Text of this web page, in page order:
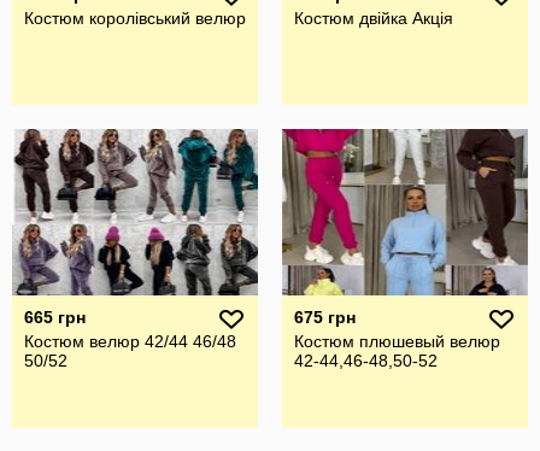
Костюм королівський велюр
Костюм двійка Акція
665 грн
Костюм велюр 42/44 46/48
50/52
675 грн
Костюм плюшевый велюр
42-44,46-48,50-52